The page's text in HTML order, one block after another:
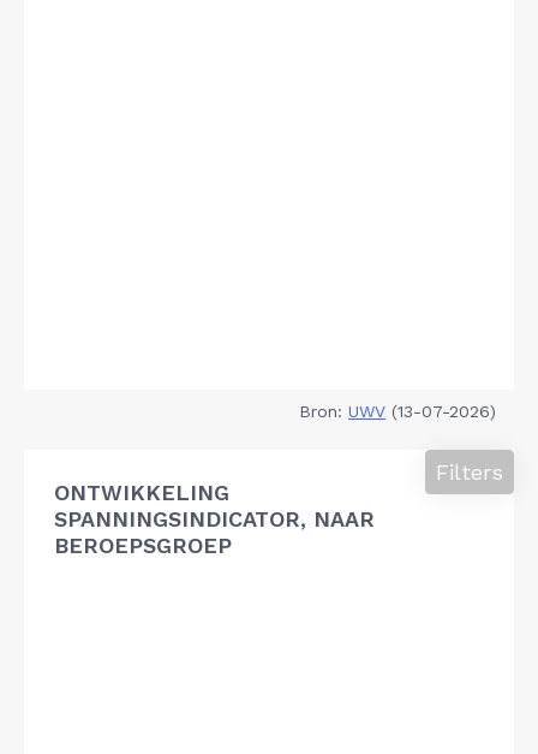
Bron: UWV (13-07-2026)
ONTWIKKELING
SPANNINGSINDICATOR, NAAR
BEROEPSGROEP
Filters